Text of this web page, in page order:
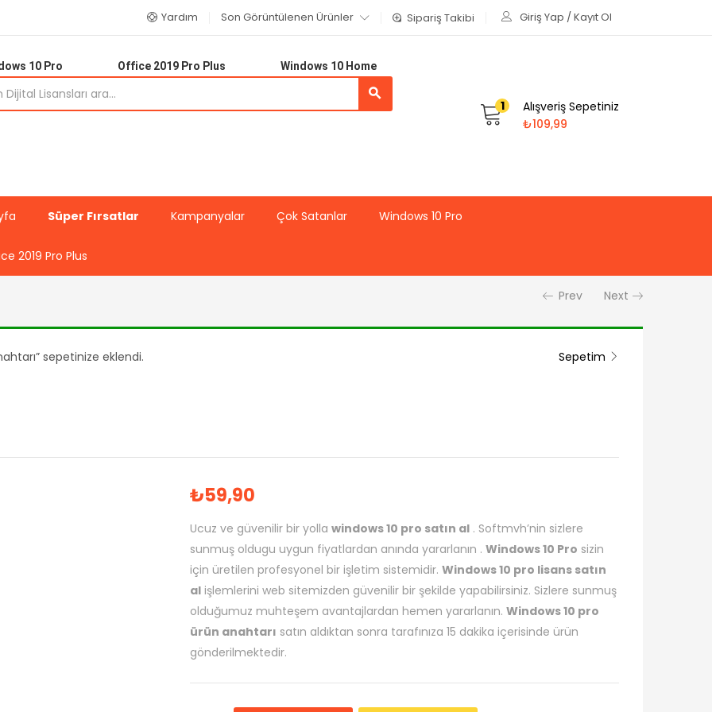
Yardım Son Görüntülenen Ürünler Sipariş Takibi Giriş Yap / Kayıt Ol
10 Pro Office 2019 Pro Plus Windows 10 Home
1
Alışveriş Sepetiniz
₺109,99
Süper Fırsatlar Kampanyalar Çok Satanlar Windows 10 Pro
2019 Pro Plus
Prev Next
sepetinize eklendi. Sepetim
₺59,90
Ucuz ve güvenilir bir yolla windows 10 pro satın al . Softmvh’nin sizlere
sunmuş oldugu uygun fiyatlardan anında yararlanın . Windows 10 Pro sizin
için üretilen profesyonel bir işletim sistemidir. Windows 10 pro lisans satın
al işlemlerini web sitemizden güvenilir bir şekilde yapabilirsiniz. Sizlere sunmuş
olduğumuz muhteşem avantajlardan hemen yararlanın. Windows 10 pro
ürün anahtarı satın aldıktan sonra tarafınıza 15 dakika içerisinde ürün
gönderilmektedir.